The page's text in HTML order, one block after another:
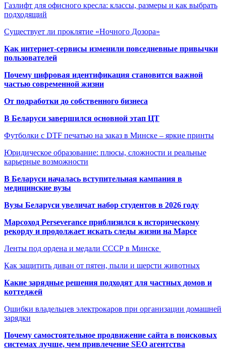
Газлифт для офисного кресла: классы, размеры и как выбрать
подходящий
Существует ли проклятие «Ночного Дозора»
Как интернет-сервисы изменили повседневные привычки
пользователей
Почему цифровая идентификация становится важной
частью современной жизни
От подработки до собственного бизнеса
В Беларуси завершился основной этап ЦТ
Футболки с DTF печатью на заказ в Минске – яркие принты
Юридическое образование: плюсы, сложности и реальные
карьерные возможности
В Беларуси началась вступительная кампания в
медицинские вузы
Вузы Беларуси увеличат набор студентов в 2026 году
Марсоход Perseverance приблизился к историческому
рекорду и продолжает искать следы жизни на Марсе
Ленты под ордена и медали СССР в Минске
Как защитить диван от пятен, пыли и шерсти животных
Какие зарядные решения подходят для частных домов и
коттеджей
Ошибки владельцев электрокаров при организации домашней
зарядки
Почему самостоятельное продвижение сайта в поисковых
системах лучше, чем привлечение SEO агентства